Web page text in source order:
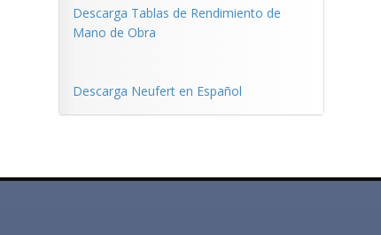
Descarga Tablas de Rendimiento de
Mano de Obra
Descarga Neufert en Español